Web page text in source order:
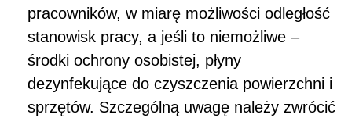
pracowników, w miarę możliwości odległość
stanowisk pracy, a jeśli to niemożliwe –
środki ochrony osobistej, płyny
dezynfekujące do czyszczenia powierzchni i
sprzętów. Szczególną uwagę należy zwrócić